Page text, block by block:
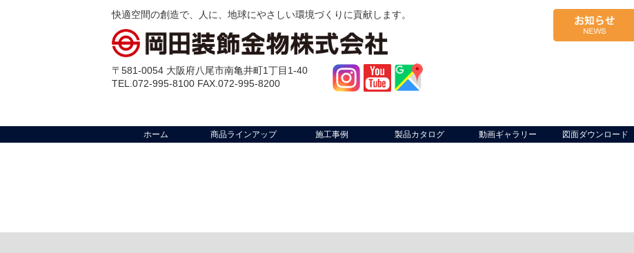
快適空間の創造で、人に、地球にやさしい環境づくりに貢献します。
〒581-0054 大阪府八尾市南亀井町1丁目1-40
TEL.072-995-8100 FAX.072-995-8200
ホーム 商品ラインアップ 施工事例 製品カタログ 動画ギャラリー 図面ダウンロード